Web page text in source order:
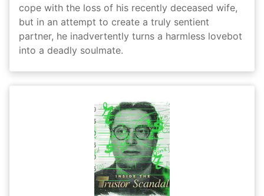
cope with the loss of his recently deceased wife,
but in an attempt to create a truly sentient
partner, he inadvertently turns a harmless lovebot
into a deadly soulmate.